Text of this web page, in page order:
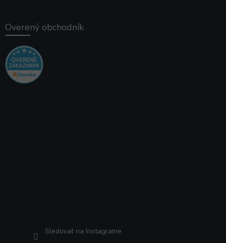
Overený obchodník
Sledovať na Instagrame